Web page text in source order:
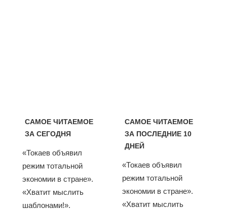
САМОЕ ЧИТАЕМОЕ
ЗА СЕГОДНЯ
«Токаев объявил
режим тотальной
экономии в стране».
«Хватит мыслить
шаблонами!».
САМОЕ ЧИТАЕМОЕ
ЗА ПОСЛЕДНИЕ 10
ДНЕЙ
«Токаев объявил
режим тотальной
экономии в стране».
«Хватит мыслить